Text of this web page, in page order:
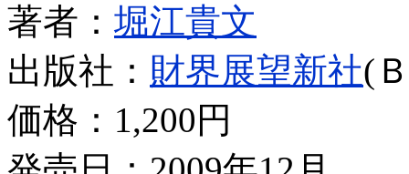
著者： 堀江貴文
出版社： 財界展望新社(
価格： 1,200円